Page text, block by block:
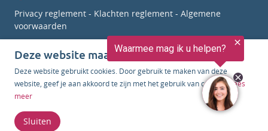
Privacy reglement - Klachten reglement - Algemene
voorwaarden
Deze website maakt gebruik van cookies
Deze website gebruikt cookies. Door gebruik te maken van deze
website, geef je aan akkoord te zijn met het gebruik van cookies. Lees
meer
Sluiten